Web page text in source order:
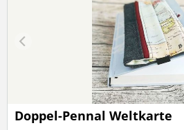
Doppel-Pennal Weltkarte